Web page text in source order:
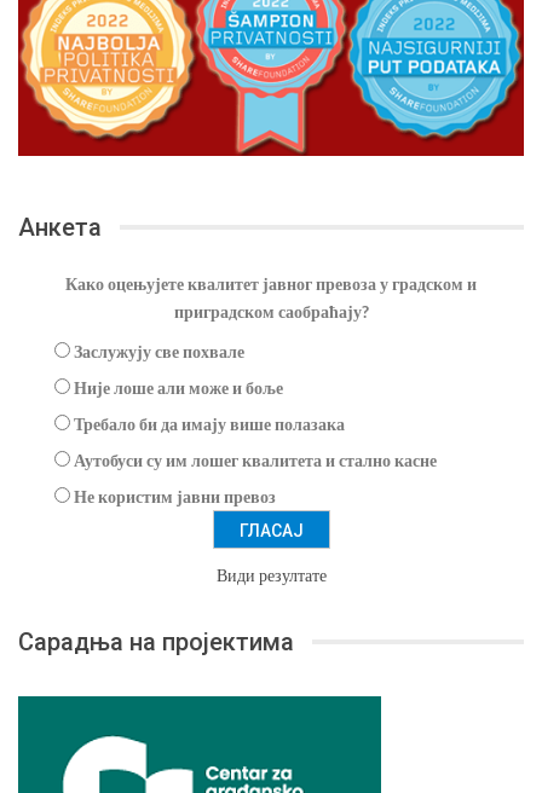
Анкета
Како оцењујете квалитет јавног превоза у градском и
приградском саобраћају?
Заслужују све похвале
Није лоше али може и боље
Требало би да имају више полазака
Аутобуси су им лошег квалитета и стално касне
Не користим јавни превоз
Види резултате
Сарадња на пројектима